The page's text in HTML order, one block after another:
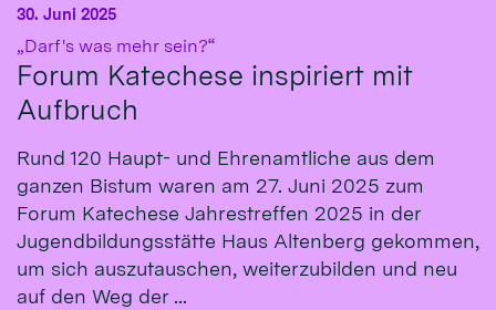
„Darf's was mehr sein?“
Forum Katechese inspiriert mit
Aufbruch
30. Juni 2025
Rund 120 Haupt- und Ehrenamtliche aus dem
ganzen Bistum waren am 27. Juni 2025 zum
Forum Katechese Jahrestreffen 2025 in der
Jugendbildungsstätte Haus Altenberg gekommen,
um sich auszutauschen, weiterzubilden und neu
auf den Weg der ...